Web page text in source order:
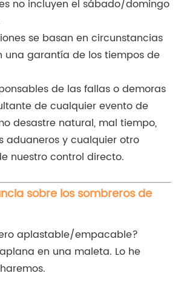
no incluyen el sábado/domingo
se basan en circunstancias
una garantía de los tiempos de
de las fallas o demoras
de cualquier evento de
desastre natural, mal tiempo,
aduaneros y cualquier otro
nuestro control directo.
sobre los sombreros de
aplastable/empacable?
en una maleta. Lo he